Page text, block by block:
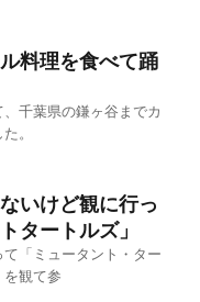
料理を食べて踊
千葉県の鎌ヶ谷までカ
。
いけど観に行っ
タートルズ」
「ミュータント・ター
を観て参